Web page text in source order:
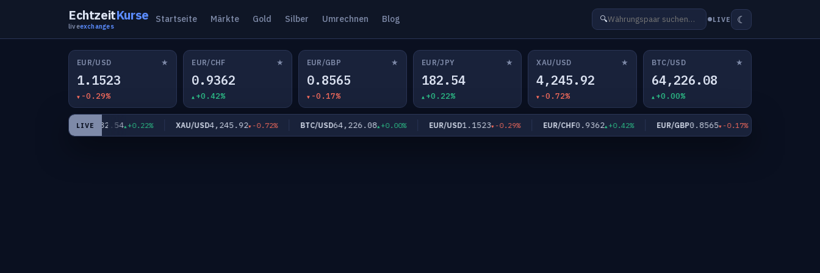
EchtzeitKurse
liveexchanges
Startseite Märkte Gold Silber Umrechnen Blog 🔍 LIVE ☾
EUR/USD ★
1.1523
-0.29%
EUR/CHF ★
0.9362
+0.42%
EUR/GBP ★
0.8565
-0.17%
EUR/JPY ★
182.54
+0.22%
XAU/USD ★
4,245.92
-0.72%
BTC/USD ★
64,226.08
+0.00%
LIVE
EUR/JPY182.54 +0.22% XAU/USD4,245.92 -0.72% BTC/USD64,226.08 +0.00% EUR/USD1.1523 -0.29% EUR/CHF0.9362 +0.42% EUR/GBP0.8565 -0.17%